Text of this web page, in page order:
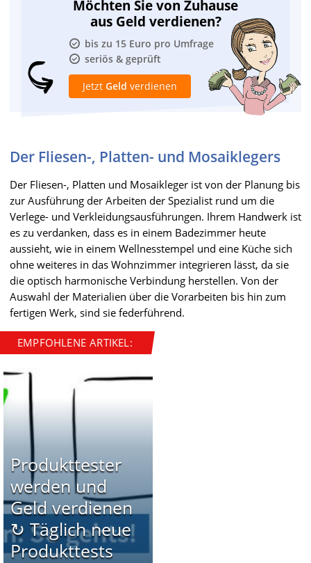
Möchten Sie von Zuhause
aus Geld verdienen?
bis zu 15 Euro pro Umfrage
seriös & geprüft
Jetzt Geld verdienen
Der Fliesen-, Platten- und Mosaiklegers
Der Fliesen-, Platten und Mosaikleger ist von der Planung bis
zur Ausführung der Arbeiten der Spezialist rund um die
Verlege- und Verkleidungsausführungen. Ihrem Handwerk ist
es zu verdanken, dass es in einem Badezimmer heute
aussieht, wie in einem Wellnesstempel und eine Küche sich
ohne weiteres in das Wohnzimmer integrieren lässt, da sie
die optisch harmonische Verbindung herstellen. Von der
Auswahl der Materialien über die Vorarbeiten bis hin zum
fertigen Werk, sind sie federführend.
EMPFOHLENE ARTIKEL:
Produkttester
werden und
Geld verdienen
↻ Täglich neue
Produkttests